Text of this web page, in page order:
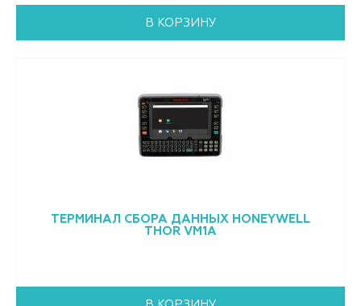
В КОРЗИНУ
ТЕРМИНАЛ СБОРА ДАННЫХ HONEYWELL
THOR VM1A